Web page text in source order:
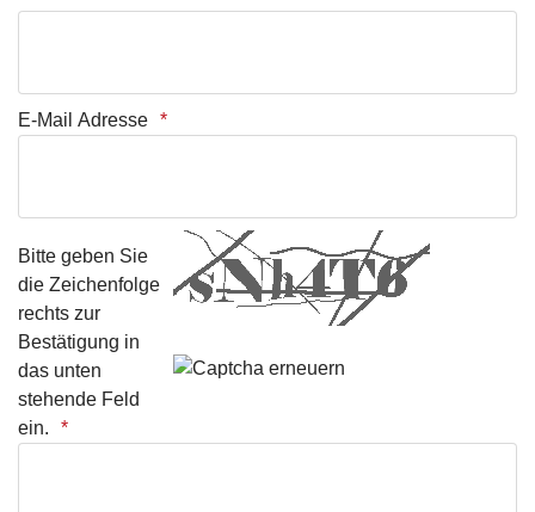
E-Mail Adresse
Bitte geben Sie
die Zeichenfolge
rechts zur
Bestätigung in
das unten
stehende Feld
ein.